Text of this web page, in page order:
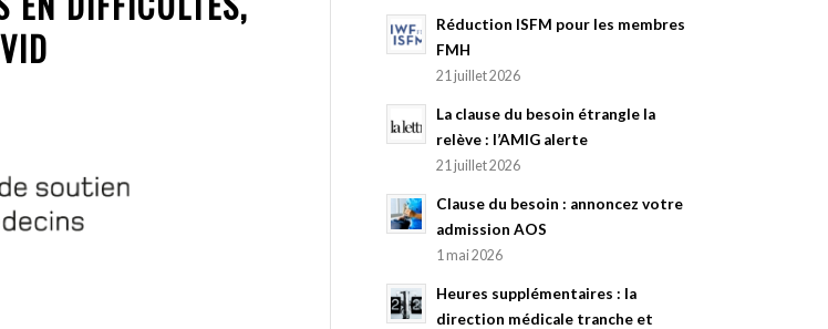
Réduction ISFM pour les membres
FMH
21 juillet 2026
La clause du besoin étrangle la
relève : l’AMIG alerte
21 juillet 2026
Clause du besoin : annoncez votre
admission AOS
1 mai 2026
Heures supplémentaires : la
direction médicale tranche et